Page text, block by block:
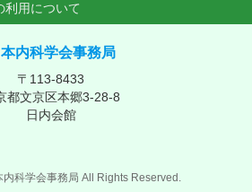
利用について
本内科学会事務局
〒113-8433
都文京区本郷3-28-8
日内会館
内科学会事務局 All Rights Reserved.